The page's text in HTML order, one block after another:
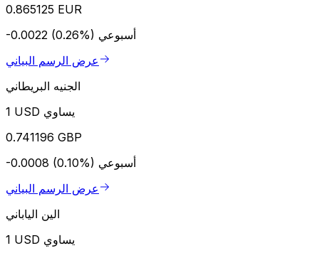
0.865125 EUR
-0.0022 (0.26%) أسبوعي
عرض الرسم البياني
الجنيه البريطاني
1 USD يساوي
0.741196 GBP
-0.0008 (0.10%) أسبوعي
عرض الرسم البياني
الين الياباني
1 USD يساوي